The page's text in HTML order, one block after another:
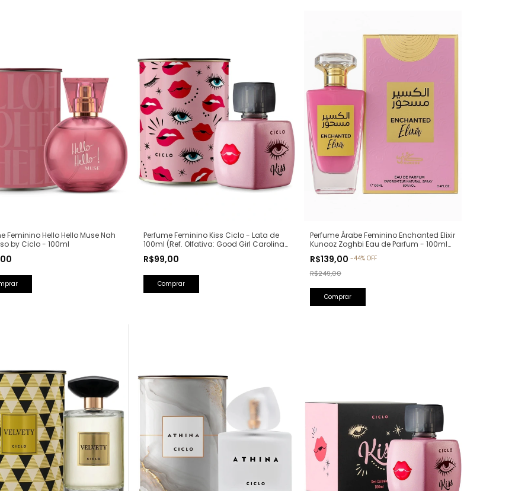
Feminino Hello Hello Muse Nah
by Ciclo - 100ml
Perfume Feminino Kiss Ciclo - Lata de
100ml (Ref. Olfativa: Good Girl Carolina
R$99,00
Perfume Árabe Feminino Enchanted Elixir
Kunooz Zoghbi Eau de Parfum - 100ml
Chanel)
R$139,00 -44% OFF
R$249,00